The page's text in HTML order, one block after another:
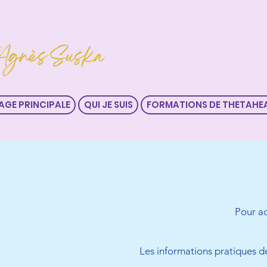
PRINCIPALE QUI JE SUIS FORMATIONS DE
Pour
Les informations pratiques